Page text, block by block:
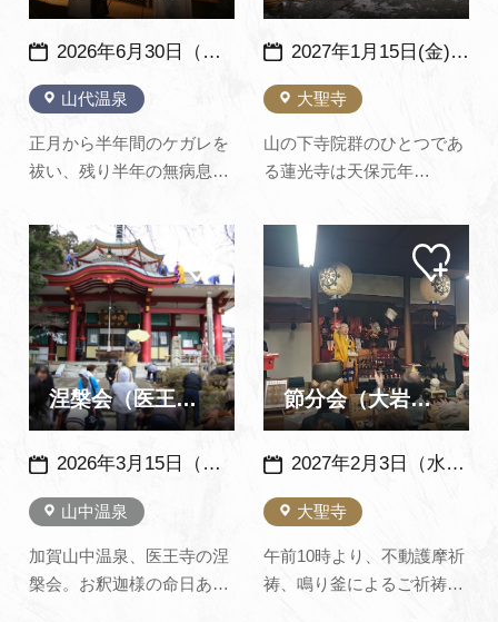
山代温泉
2026年6月30日（火）※毎年、同日開催
正月から半年間のケガレを
祓い、残り半年の無病息災
境内に集まり「水無月の夏
越の祓する人は 千歳の命
のぶというなり」「蘇民将
来そみんしょうらい」と繰
り返し唱えながら、茅かや
でつくられた直径2ｍ以上
ある輪をくぐります。輪を
く…
大聖寺
2027年1月15日(金) ※毎年、同日開催
山の下寺院群のひとつであ
る蓮光寺は天保元年
宗の寺で毎年1月15日に
「星祭り」が行われま
す。 僧侶たちが境内中央で
前日からはってある４斗樽
の冷水を手桶にすくい「六
根清浄」「水行肝文」を唱
えながら下帯姿で頭からか
ぶる荒行を行い五…
涅槃会（医王寺）
山中温泉
2026年3月15日（日）毎年：同日開催
加賀山中温泉、医王寺の涅
槃会。お釈迦様の命日あた
ペー
ジに
追加
節分会（大岩山 明王寺）
大聖寺
2027年2月3日（水） 毎年：同日開催
午前10時より、不動護摩祈
祷、鳴り釜によるご祈祷が
マイ
ペー
ジに
追加